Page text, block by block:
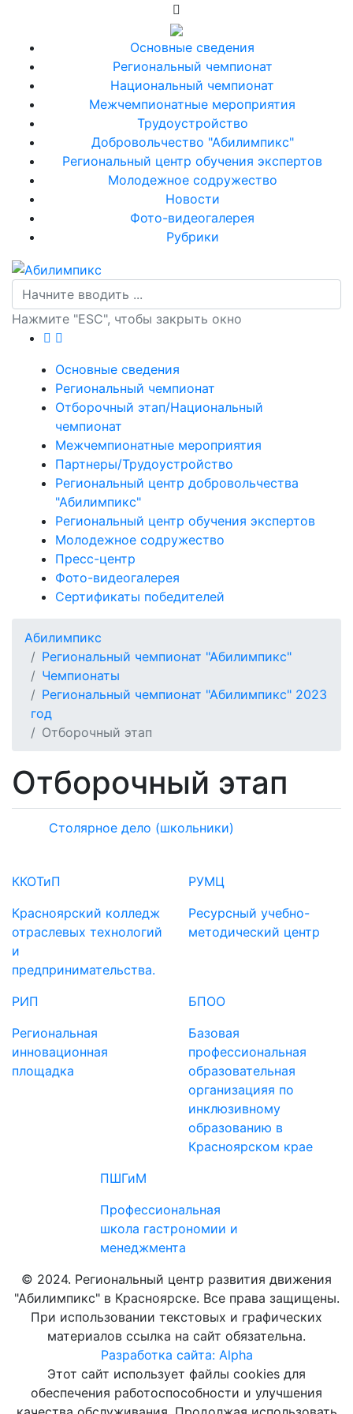
Основные сведения
Региональный чемпионат
Национальный чемпионат
Межчемпионатные мероприятия
Трудоустройство
Добровольчество "Абилимпикс"
Региональный центр обучения экспертов
Молодежное содружество
Новости
Фото-видеогалерея
Рубрики
Нажмите "ESC", чтобы закрыть окно
Основные сведения
Региональный чемпионат
Отборочный этап/Национальный
чемпионат
Межчемпионатные мероприятия
Партнеры/Трудоустройство
Региональный центр добровольчества
"Абилимпикс"
Региональный центр обучения экспертов
Молодежное содружество
Пресс-центр
Фото-видеогалерея
Сертификаты победителей
Абилимпикс
Региональный чемпионат "Абилимпикс"
Чемпионаты
Региональный чемпионат "Абилимпикс" 2023
год
Отборочный этап
Отборочный этап
Столярное дело (школьники)
ККОТиП
Красноярский колледж
отраслевых технологий
и
предпринимательства.
РУМЦ
Ресурсный учебно-
методический центр
РИП
Региональная
инновационная
площадка
БПОО
Базовая
профессиональная
образовательная
организацияя по
инклюзивному
образованию в
Красноярском крае
ПШГиМ
Профессиональная
школа гастрономии и
менеджмента
© 2024. Региональный центр развития движения
"Абилимпикс" в Красноярске. Все права защищены.
При использовании текстовых и графических
материалов ссылка на сайт обязательна.
Разработка сайта: Alpha
Этот сайт использует файлы cookies для
обеспечения работоспособности и улучшения